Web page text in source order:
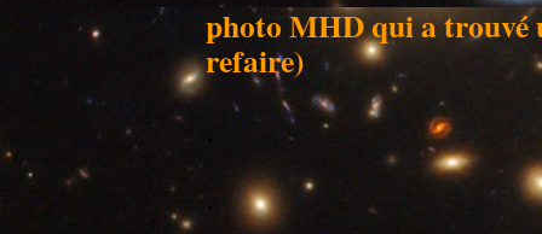
photo MHD qui a
refaire)
.